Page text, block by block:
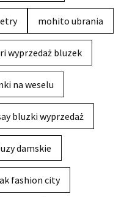
mohito ubrania
wyprzedaż bluzek
na weselu
bluzki wyprzedaż
damskie
fashion city